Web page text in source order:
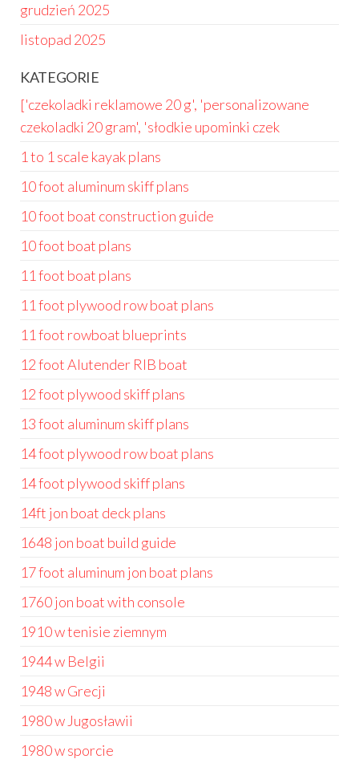
grudzień 2025
listopad 2025
KATEGORIE
['czekoladki reklamowe 20 g', 'personalizowane
czekoladki 20 gram', 'słodkie upominki czek
1 to 1 scale kayak plans
10 foot aluminum skiff plans
10 foot boat construction guide
10 foot boat plans
11 foot boat plans
11 foot plywood row boat plans
11 foot rowboat blueprints
12 foot Alutender RIB boat
12 foot plywood skiff plans
13 foot aluminum skiff plans
14 foot plywood row boat plans
14 foot plywood skiff plans
14ft jon boat deck plans
1648 jon boat build guide
17 foot aluminum jon boat plans
1760 jon boat with console
1910 w tenisie ziemnym
1944 w Belgii
1948 w Grecji
1980 w Jugosławii
1980 w sporcie